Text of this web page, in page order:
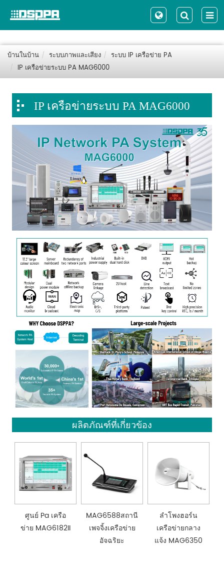
บ้านในบ้าน ระบบภาพและเสียง
ระบบ IP เครือข่าย PA
IP เครือข่ายระบบ PA MAG6000
IP เครือข่ายระบบ PA MAG6000
ผลิตภัณฑ์ที่เกี่ยวข้อง
ศูนย์ Pa เครือ
ข่าย MAG6182II
MAG6588สถานี
เพจจิ้งเครือข่าย
อัจฉริยะ
ลำโพงฮอร์น
เครือข่ายกลาง
แจ้ง MAG6350